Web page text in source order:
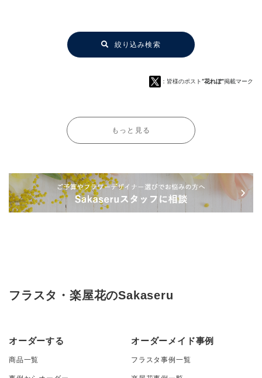
絞り込み検索
：皆様のポスト“花れぽ”掲載マーク
もっと見る
フラスタ・楽屋花のSakaseru
オーダーする
商品一覧
オーダーメイド事例
フラスタ事例一覧